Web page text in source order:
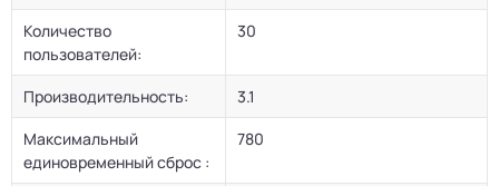
Количество
пользователей:
30
Производительность:
3.1
Максимальный
единовременный сброс :
780